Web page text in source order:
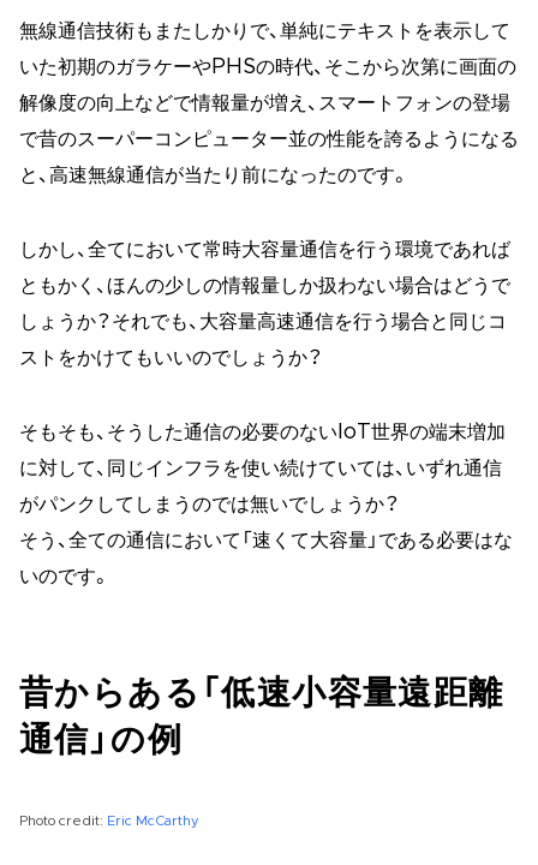
無線通信技術もまたしかりで、単純にテキストを表示して
いた初期のガラケーやPHSの時代、そこから次第に画面の
解像度の向上などで情報量が増え、スマートフォンの登場
で昔のスーパーコンピューター並の性能を誇るようになる
と、高速無線通信が当たり前になったのです。
しかし、全てにおいて常時大容量通信を行う環境であれば
ともかく、ほんの少しの情報量しか扱わない場合はどうで
しょうか？それでも、大容量高速通信を行う場合と同じコ
ストをかけてもいいのでしょうか？
そもそも、そうした通信の必要のないIoT世界の端末増加
に対して、同じインフラを使い続けていては、いずれ通信
がパンクしてしまうのでは無いでしょうか？
そう、全ての通信において「速くて大容量」である必要はな
いのです。
昔からある「低速小容量遠距離
通信」の例
Photo credit: Eric McCarthy